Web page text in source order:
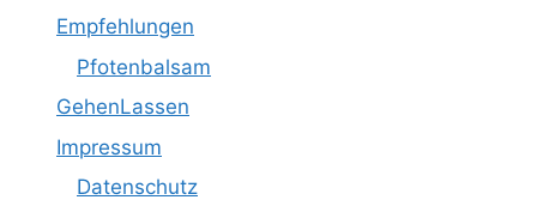
Empfehlungen
Pfotenbalsam
GehenLassen
Impressum
Datenschutz